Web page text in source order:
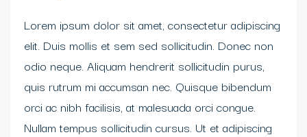
Lorem ipsum dolor sit amet, consectetur adipiscing
elit. Duis mollis et sem sed sollicitudin. Donec non
odio neque. Aliquam hendrerit sollicitudin purus,
quis rutrum mi accumsan nec. Quisque bibendum
orci ac nibh facilisis, at malesuada orci congue.
Nullam tempus sollicitudin cursus. Ut et adipiscing